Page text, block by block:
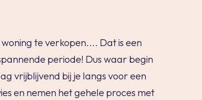
te verkopen.... Dat is een
periode! Dus waar begin
vrijblijvend bij je langs voor een
en nemen het gehele proces met